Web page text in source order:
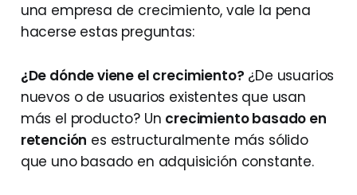
una empresa de crecimiento, vale la pena
hacerse estas preguntas:
¿De dónde viene el crecimiento? ¿De usuarios
nuevos o de usuarios existentes que usan
más el producto? Un crecimiento basado en
retención es estructuralmente más sólido
que uno basado en adquisición constante.